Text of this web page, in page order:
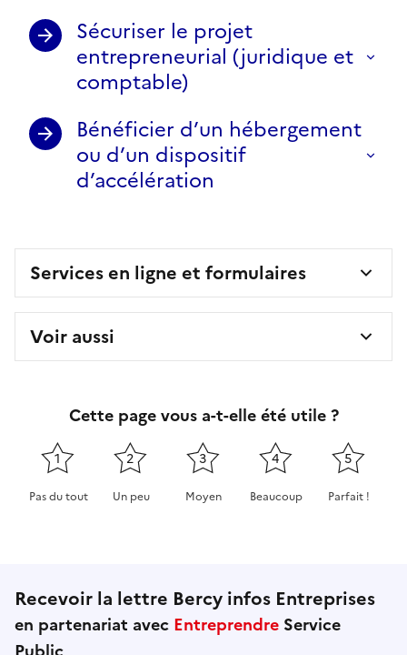
Sécuriser le projet
entrepreneurial (juridique et
comptable)
Bénéficier d’un hébergement
ou d’un dispositif
d’accélération
Services en ligne et formulaires
Voir aussi
Cette page vous a-t-elle été utile ?
1
Pas du tout
2
Un peu
3
Moyen
4
Beaucoup
5
Parfait !
Recevoir la lettre Bercy infos Entreprises
en partenariat avec Entreprendre Service